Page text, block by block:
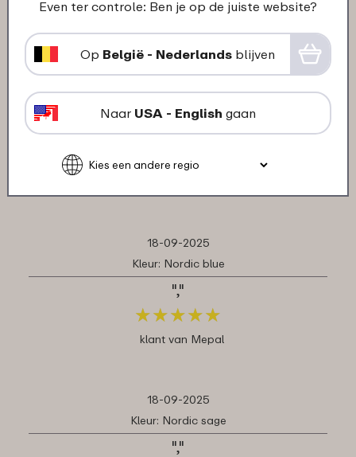
bento lunchbowl mepal vita:
Kleur: Nordic black
","
★★★★
★★★★
18-09-2025
Kleur: Nordic blue
","
★★★★★
★★★★★
klant van Mepal
18-09-2025
Kleur: Nordic sage
","
Even ter controle: Ben je op de juiste website?
Op België - Nederlands blijven
Naar USA - English gaan